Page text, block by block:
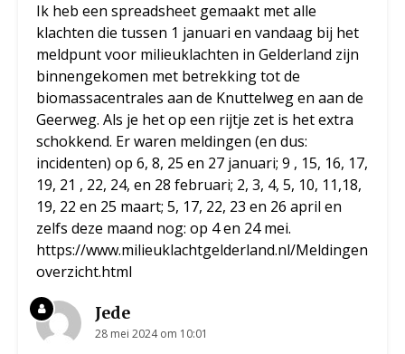
Ik heb een spreadsheet gemaakt met alle
klachten die tussen 1 januari en vandaag bij het
meldpunt voor milieuklachten in Gelderland zijn
binnengekomen met betrekking tot de
biomassacentrales aan de Knuttelweg en aan de
Geerweg. Als je het op een rijtje zet is het extra
schokkend. Er waren meldingen (en dus:
incidenten) op 6, 8, 25 en 27 januari; 9 , 15, 16, 17,
19, 21 , 22, 24, en 28 februari; 2, 3, 4, 5, 10, 11,18,
19, 22 en 25 maart; 5, 17, 22, 23 en 26 april en
zelfs deze maand nog: op 4 en 24 mei.
https://www.milieuklachtgelderland.nl/Meldingen
overzicht.html
Jede
28 mei 2024 om 10:01